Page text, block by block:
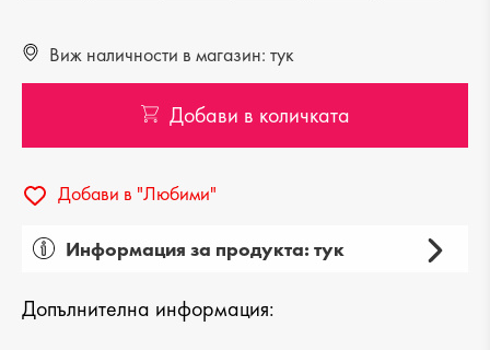
Виж наличности в магазин: тук
Добави в количката
Добави в "Любими"
Информация за продукта: тук
Вид на продукта: ежедневни
Допълнителна информация: